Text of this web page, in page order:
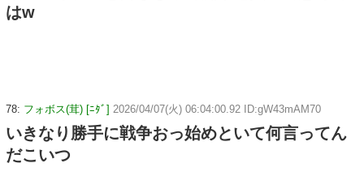
はw
78: フォボス(茸) [ﾆﾀﾞ] 2026/04/07(火) 06:04:00.92 ID:gW43mAM70
いきなり勝手に戦争おっ始めといて何言ってん
だこいつ